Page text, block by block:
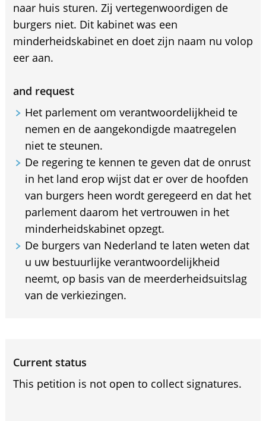
naar huis sturen. Zij vertegenwoordigen de
burgers niet. Dit kabinet was een
minderheidskabinet en doet zijn naam nu volop
eer aan.
and request
Het parlement om verantwoordelijkheid te
nemen en de aangekondigde maatregelen
niet te steunen.
De regering te kennen te geven dat de onrust
in het land erop wijst dat er over de hoofden
van burgers heen wordt geregeerd en dat het
parlement daarom het vertrouwen in het
minderheidskabinet opzegt.
De burgers van Nederland te laten weten dat
u uw bestuurlijke verantwoordelijkheid
neemt, op basis van de meerderheidsuitslag
van de verkiezingen.
Current status
This petition is not open to collect signatures.